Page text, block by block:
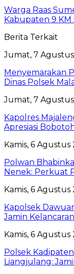
Warga Raas
Kabupaten 9 KM
Berita Terkait
Jumat, 7
Menyemarakan
Dinas Polsek
Jumat, 7
Kapolres
Apresiasi
Kamis, 6 Agustus
Polwan
Nenek: Perkuat
Kamis, 6 Agustus
Kapolsek
Jamin
Kamis, 6 Agustus
Polsek
Liangjulang: